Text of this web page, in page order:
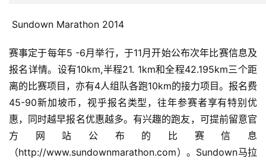
Sundown Marathon 2014
赛事定于每年5 -6月举行，于11月开始公布次年比赛信息及
报名详情。设有10km,半程21. 1km和全程42.195km三个距
离的比赛项目，亦有4人组队各跑10km的接力项目。报名费
45-90新加坡币，视乎报名类型，往年参赛者享有特别优
惠，同时越早报名优惠越多。有兴趣的跑友，可提前留意官
方网站公布的比赛信息
（http://www.sundownmarathon.com）。Sundown马拉